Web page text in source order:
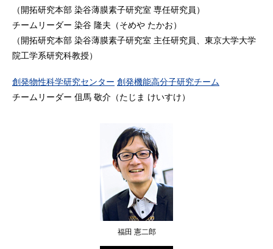
（開拓研究本部 染谷薄膜素子研究室 専任研究員）
チームリーダー 染谷 隆夫（そめや たかお）
（開拓研究本部 染谷薄膜素子研究室 主任研究員、東京大学大学
院工学系研究科教授）
創発物性科学研究センター 創発機能高分子研究チーム
チームリーダー 伹馬 敬介（たじま けいすけ）
福田 憲二郎